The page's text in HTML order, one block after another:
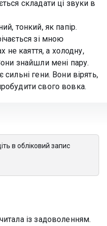
складати ці звуки в
тонкий, як папір.
зі мною
не каяття, а холодну,
знайшли мені пару.
гени. Вони вірять,
свого вовка.
в обліковий запис
із задоволенням.